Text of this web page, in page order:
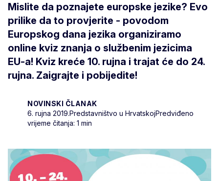
Mislite da poznajete europske jezike? Evo
prilike da to provjerite - povodom
Europskog dana jezika organiziramo
online kviz znanja o službenim jezicima
EU-a! Kviz kreće 10. rujna i trajat će do 24.
rujna. Zaigrajte i pobijedite!
NOVINSKI ČLANAK
6. rujna 2019.Predstavništvo u HrvatskojPredviđeno
vrijeme čitanja: 1 min